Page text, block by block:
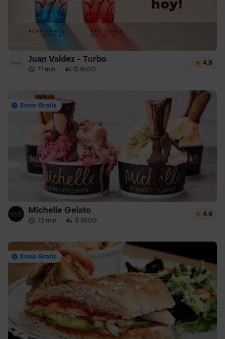
Juan Valdez - Turbo
11 min · $ 4500
4.8
Envío Gratis
Michelle Gelato
12 min · $ 4500
4.8
Envío Gratis